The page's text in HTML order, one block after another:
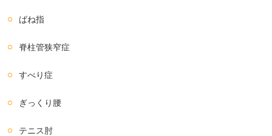
ばね指
脊柱管狭窄症
すべり症
ぎっくり腰
テニス肘